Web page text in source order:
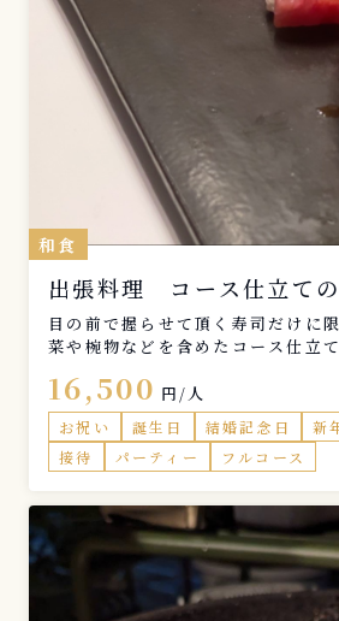
和食
出張料理 コース仕立て
目の前で握らせて頂く寿司だけに
菜や椀物などを含めたコース仕立
16,500 円/人
お祝い 誕生日 結婚記念日 新
接待
パーティー フルコース